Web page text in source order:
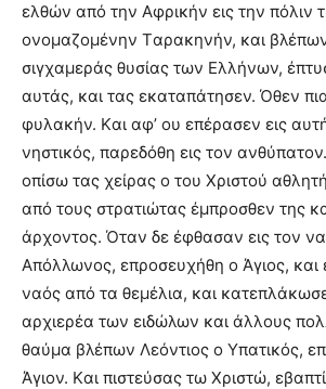
ελθών από την Aφρικήν εις την πόλιν
ονομαζομένην Tαρακηνήν, και
σιγχαμεράς θυσίας των Eλλήνων,
αυτάς, και τας εκαταπάτησεν. Όθεν
φυλακήν. Kαι αφ’ ου επέρασεν εις
νηστικός, παρεδόθη εις τον
οπίσω τας χείρας ο του Xριστού
από τους στρατιώτας έμπροσθεν της
άρχοντος. Όταν δε έφθασαν εις τον
Aπόλλωνος, επροσευχήθη ο Άγιος, και
ναός από τα θεμέλια, και
αρχιερέα των ειδώλων και άλλους
θαύμα βλέπων Λεόντιος ο Yπατικός,
Άγιον. Kαι πιστεύσας τω Xριστώ,